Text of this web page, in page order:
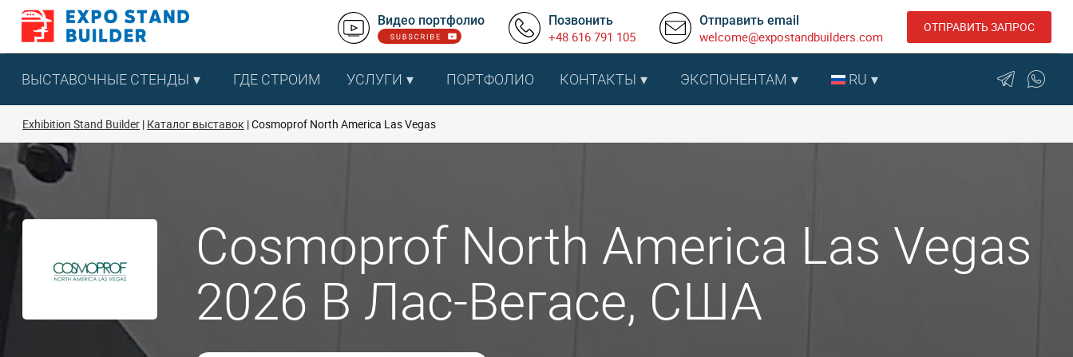
Перейти
содержанию
Видео портфолио Позвонить
+48 616 791 105
Отправить email
welcome@expostandbuilders.com
ОТПРАВИТЬ ЗАПРОС
ВЫСТАВОЧНЫЕ СТЕНДЫ ГДЕ СТРОИМ УСЛУГИ ПОРТФОЛИО КОНТАКТЫ ЭКСПОНЕНТАМ RU
Exhibition Stand Builder Каталог выставок Cosmoprof North America Las Vegas
Cosmoprof North America Las Vegas
2026 В Лас-Вегасе, США